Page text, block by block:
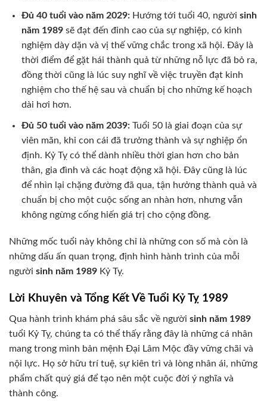
Đủ 40 tuổi vào năm 2029:Hướng tới tuổi 40, người sinh
năm 1989sẽ đạt đến đỉnh cao của sự nghiệp, có kinh
nghiệm dày dặn và vị thế vững chắc trong xã hội. Đây là
thời điểm để gặt hái thành quả từ những nỗ lực đã bỏ ra,
đồng thời cũng là lúc suy nghĩ về việc truyền đạt kinh
nghiệm cho thế hệ sau và chuẩn bị cho những kế hoạch
dài hơi hơn.
Đủ 50 tuổi vào năm 2039:Tuổi 50 là giai đoạn của sự
viên mãn, khi con cái đã trưởng thành và sự nghiệp ổn
định. Kỷ Tỵ có thể dành nhiều thời gian hơn cho bản
thân, gia đình và các hoạt động xã hội. Đây cũng là lúc
để nhìn lại chặng đường đã qua, tận hưởng thành quả và
chuẩn bị cho một cuộc sống an nhàn hơn, nhưng vẫn
không ngừng cống hiến giá trị cho cộng đồng.
Những mốc tuổi này không chỉ là những con số mà còn là
những dấu ấn quan trọng, định hình hành trình của mỗi
người sinh năm 1989 Kỷ Tỵ.
Lời Khuyên và Tổng Kết Về Tuổi Kỷ Tỵ 1989
Qua hành trình khám phá sâu sắc về người sinh năm 1989
tuổi Kỷ Tỵ, chúng ta có thể thấy rằng đây là những cá nhân
mang trong mình bản mệnh Đại Lâm Mộc đầy vững chãi và
nội lực. Họ sở hữu trí tuệ, sự kiên trì và lòng nhân ái, những
phẩm chất quý giá để tạo nên một cuộc đời ý nghĩa và
thành công.